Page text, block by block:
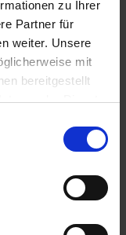
zu Ihrer
Partner für
weiter. Unsere
mit
bereitgestellt
der Dienste
zählt es zum